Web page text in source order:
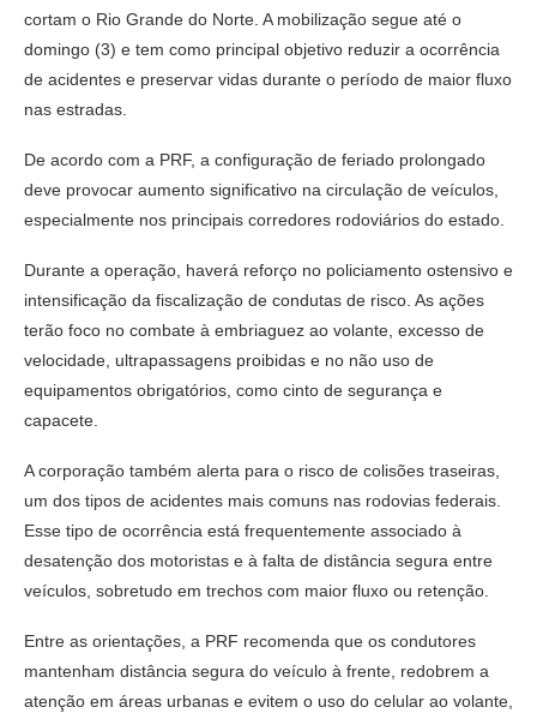
cortam o Rio Grande do Norte. A mobilização segue até o
domingo (3) e tem como principal objetivo reduzir a ocorrência
de acidentes e preservar vidas durante o período de maior fluxo
nas estradas.
De acordo com a PRF, a configuração de feriado prolongado
deve provocar aumento significativo na circulação de veículos,
especialmente nos principais corredores rodoviários do estado.
Durante a operação, haverá reforço no policiamento ostensivo e
intensificação da fiscalização de condutas de risco. As ações
terão foco no combate à embriaguez ao volante, excesso de
velocidade, ultrapassagens proibidas e no não uso de
equipamentos obrigatórios, como cinto de segurança e
capacete.
A corporação também alerta para o risco de colisões traseiras,
um dos tipos de acidentes mais comuns nas rodovias federais.
Esse tipo de ocorrência está frequentemente associado à
desatenção dos motoristas e à falta de distância segura entre
veículos, sobretudo em trechos com maior fluxo ou retenção.
Entre as orientações, a PRF recomenda que os condutores
mantenham distância segura do veículo à frente, redobrem a
atenção em áreas urbanas e evitem o uso do celular ao volante,